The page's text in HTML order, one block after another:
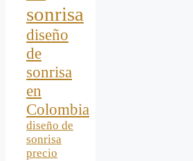
sonrisa
diseño
de
sonrisa
en
Colombia
diseño de
sonrisa
precio